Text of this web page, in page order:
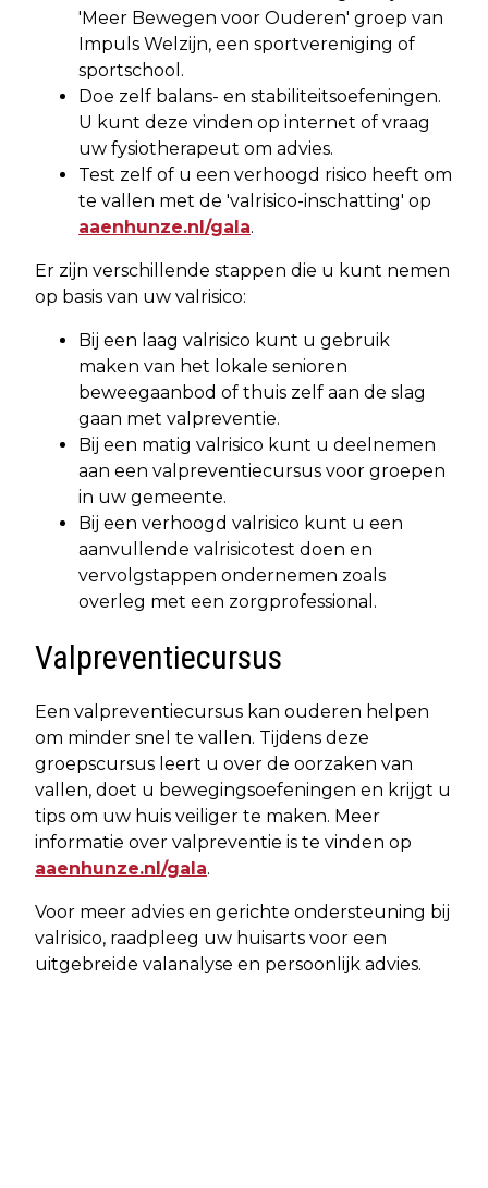
'Meer Bewegen voor Ouderen' groep van
Impuls Welzijn, een sportvereniging of
sportschool.
Doe zelf balans- en stabiliteitsoefeningen.
U kunt deze vinden op internet of vraag
uw fysiotherapeut om advies.
Test zelf of u een verhoogd risico heeft om
te vallen met de 'valrisico-inschatting' op
aaenhunze.nl/gala.
Er zijn verschillende stappen die u kunt nemen
op basis van uw valrisico:
Bij een laag valrisico kunt u gebruik
maken van het lokale senioren
beweegaanbod of thuis zelf aan de slag
gaan met valpreventie.
Bij een matig valrisico kunt u deelnemen
aan een valpreventiecursus voor groepen
in uw gemeente.
Bij een verhoogd valrisico kunt u een
aanvullende valrisicotest doen en
vervolgstappen ondernemen zoals
overleg met een zorgprofessional.
Valpreventiecursus
Een valpreventiecursus kan ouderen helpen
om minder snel te vallen. Tijdens deze
groepscursus leert u over de oorzaken van
vallen, doet u bewegingsoefeningen en krijgt u
tips om uw huis veiliger te maken. Meer
informatie over valpreventie is te vinden op
aaenhunze.nl/gala.
Voor meer advies en gerichte ondersteuning bij
valrisico, raadpleeg uw huisarts voor een
uitgebreide valanalyse en persoonlijk advies.